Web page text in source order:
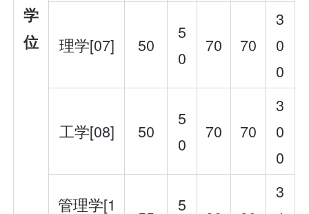
学
位
理学[07] 50
5
0
70 70
3
0
0
工学[08] 50
5
0
70 70
3
0
0
管理学[1
5
3